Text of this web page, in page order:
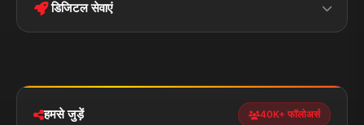
Privacy Policy
पॉलिटिकल झारखण्ड
डिजिटल सेवाएं
हमसे जुड़ें 40K+ फॉलोअर्स